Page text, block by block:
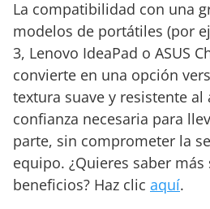
La compatibilidad con una
modelos de portátiles (por
3, Lenovo IdeaPad o ASUS
convierte en una opción
textura suave y resistente al
confianza necesaria para
parte, sin comprometer la
equipo. ¿Quieres saber más
beneficios? Haz clic aquí.